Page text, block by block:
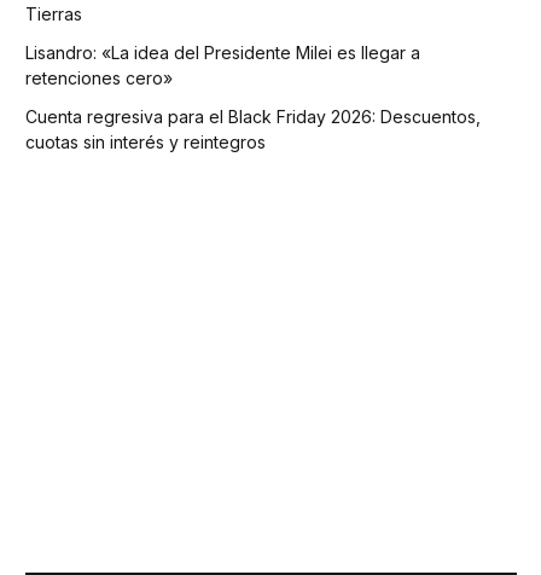
Tierras
Lisandro: «La idea del Presidente Milei es llegar a
retenciones cero»
Cuenta regresiva para el Black Friday 2026: Descuentos,
cuotas sin interés y reintegros